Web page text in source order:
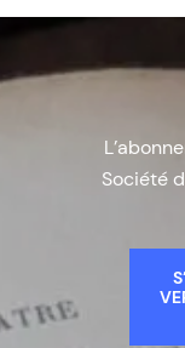
Société